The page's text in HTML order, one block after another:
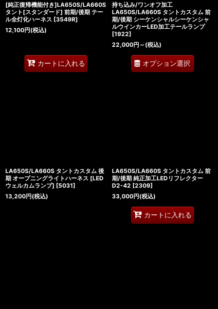
[純正復帰機能付き]LA650S/LA660S
タント[スタンダード] 前期/後期 テー
ル全灯化ハーネス [3549R]
12,100円(税込)
カートに入れる
持ち込み/ワンオフ加工
LA650S/LA660S タントカスタム 前
期/後期 シーケンシャルシーケンシャ
ルウインカーLED加工テールランプ
[1922]
22,000円 ～ (税込)
オプション選択
LA650S/LA660S タントカスタム 後
期 オープニングライトハーネス [LED
ウェルカムランプ] [5031]
13,200円(税込)
LA650S/LA660S タントカスタム 前
期/後期 純正加工LEDリフレクター
D2-42 [2309]
33,000円(税込)
カートに入れる